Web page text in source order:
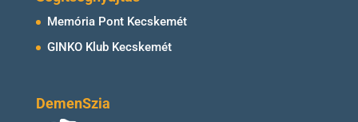
Memória Pont Kecskemét
GINKO Klub Kecskemét
DemenSzia